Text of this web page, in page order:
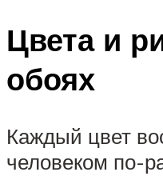
Цвета и
обоях
Каждый цвет
человеком по-